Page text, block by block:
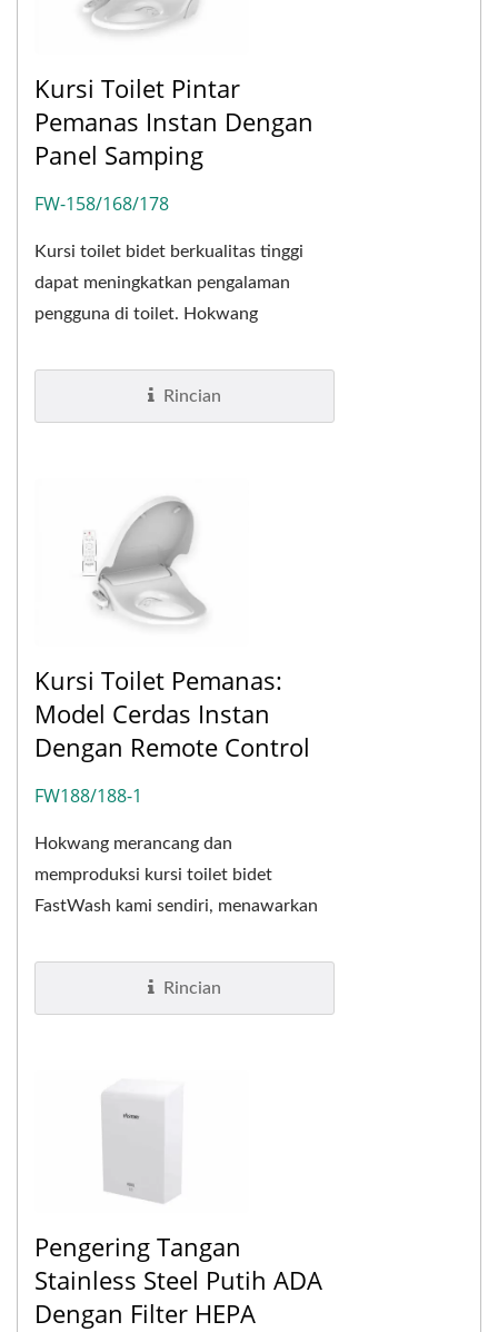
Kursi Toilet Pintar
Pemanas Instan Dengan
Panel Samping
FW-158/168/178
Kursi toilet bidet berkualitas tinggi
dapat meningkatkan pengalaman
pengguna di toilet. Hokwang
bidet FastWash kami...
Rincian
Kursi Toilet Pemanas:
Model Cerdas Instan
Dengan Remote Control
FW188/188-1
Hokwang merancang dan
memproduksi kursi toilet bidet
FastWash kami sendiri, menawarkan
mempertahankan kualitas tinggi.
Rincian
Pengering Tangan
Stainless Steel Putih ADA
Dengan Filter HEPA